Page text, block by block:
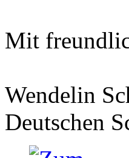
Mit
Wendelin
Deutschen